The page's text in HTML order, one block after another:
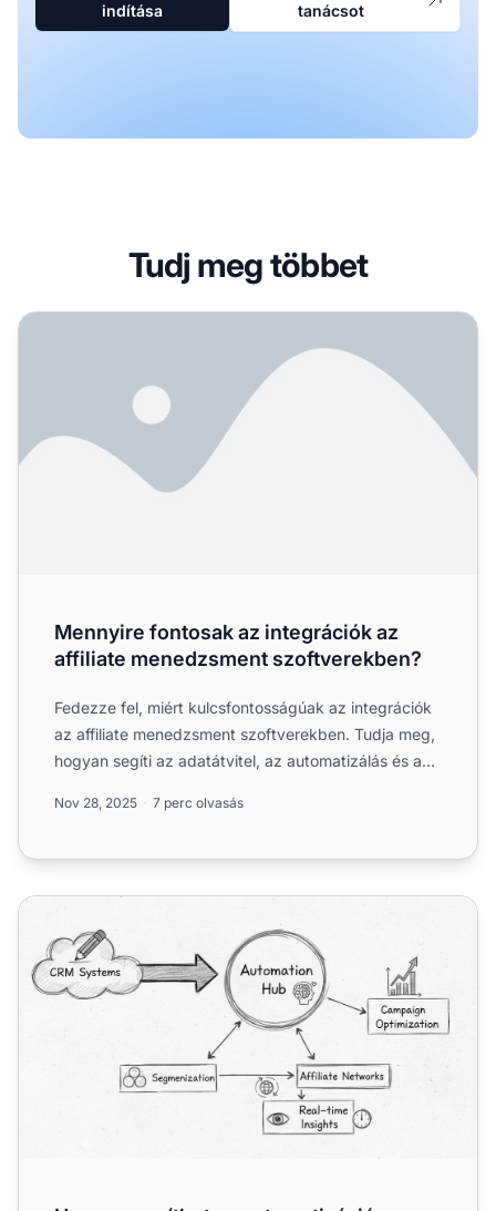
indítása
tanácsot
Tudj meg többet
Mennyire fontosak az integrációk az affiliate
Mennyire fontosak az integrációk az
affiliate menedzsment szoftverekben?
Fedezze fel, miért kulcsfontosságúak az integrációk
az affiliate menedzsment szoftverekben. Tudja meg,
hogyan segíti az adatátvitel, az automatizálás és a
Nov 28, 2025 7 perc olvasás
Hogyan segíthet az automatizáció az ügyfél sikerességi